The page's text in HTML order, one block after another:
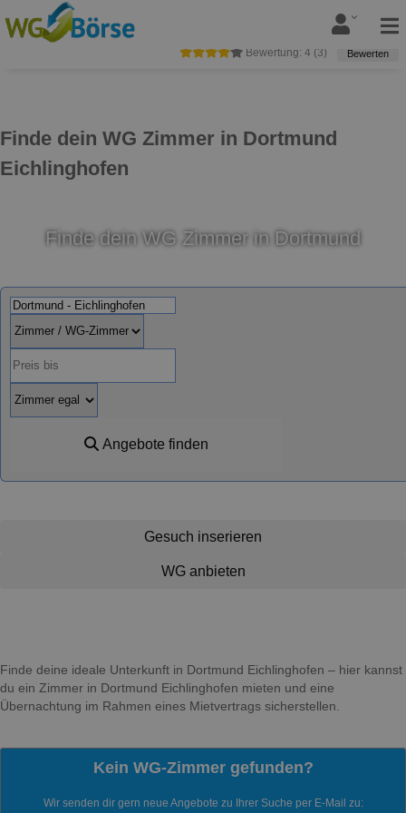
Finde dein WG Zimmer in Dortmund
Eichlinghofen
Bewertung: 4 (3) Bewerten
Finde dein WG Zimmer in Dortmund
Angebote finden
Gesuch inserieren
WG anbieten
Finde deine ideale Unterkunft in Dortmund Eichlinghofen – hier kannst
du ein Zimmer in Dortmund Eichlinghofen mieten und eine
Übernachtung im Rahmen eines Mietvertrags sicherstellen.
Kein WG-Zimmer gefunden?
Wir senden dir gern neue Angebote zu Ihrer Suche per E-Mail zu: